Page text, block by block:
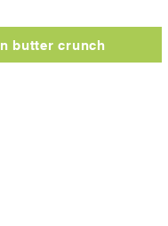
butter crunch